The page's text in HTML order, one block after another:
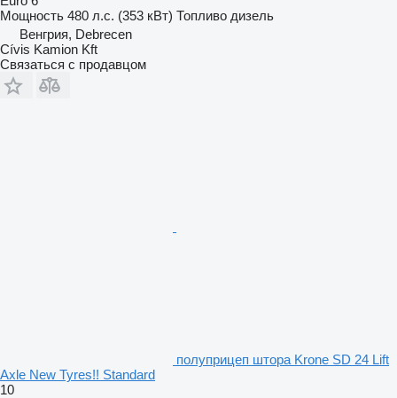
Мощность 480 л.с. (353 кВт) Топливо дизель
Венгрия, Debrecen
Cívis Kamion Kft
Связаться с продавцом
полуприцеп штора Krone SD 24 Lift
Axle New Tyres!! Standard
10